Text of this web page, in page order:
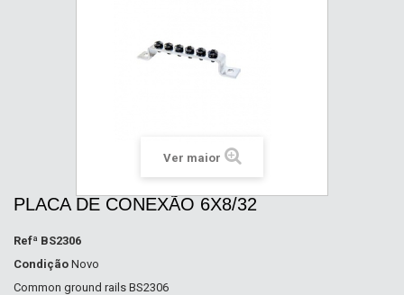
Ver maior
PLACA DE CONEXÃO 6X8/32
Refª BS2306
Condição Novo
Common ground rails BS2306